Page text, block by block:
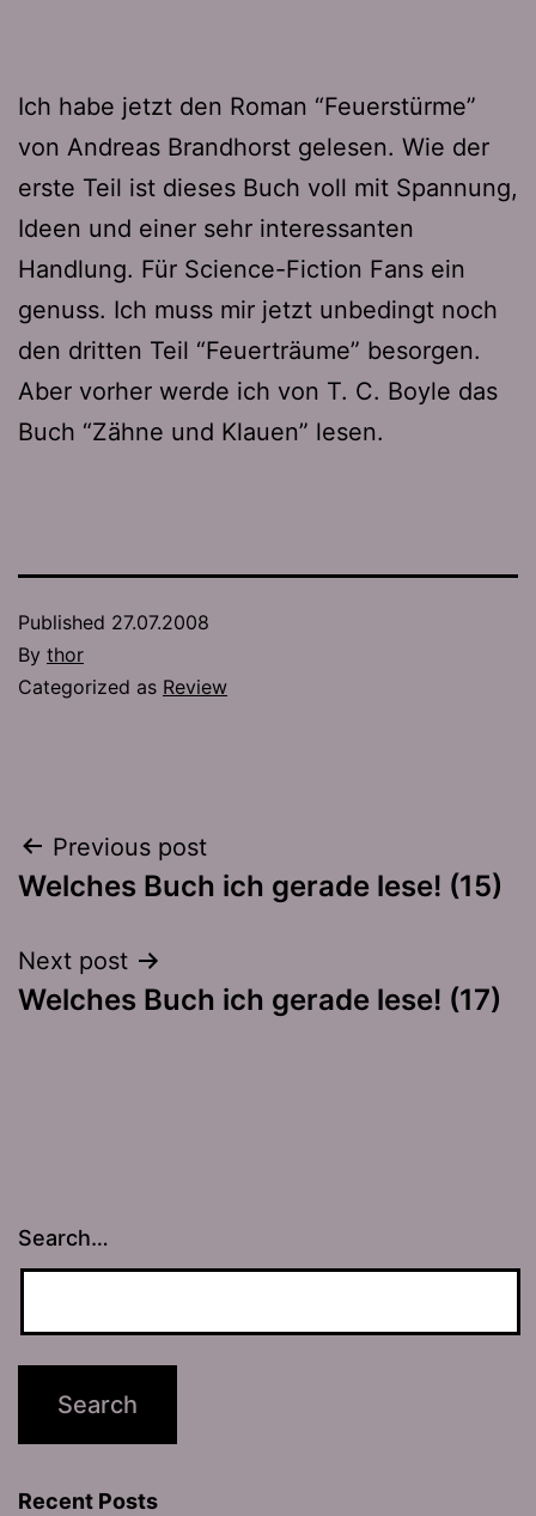
Ich habe jetzt den Roman “Feuerstürme”
von Andreas Brandhorst gelesen. Wie der
erste Teil ist dieses Buch voll mit Spannung,
Ideen und einer sehr interessanten
Handlung. Für Science-Fiction Fans ein
genuss. Ich muss mir jetzt unbedingt noch
den dritten Teil “Feuerträume” besorgen.
Aber vorher werde ich von T. C. Boyle das
Buch “Zähne und Klauen” lesen.
Published 27.07.2008
By thor
Categorized as Review
Post
navigation
Previous post
Welches Buch ich gerade lese! (15)
Next post
Welches Buch ich gerade lese! (17)
Search…
Recent Posts